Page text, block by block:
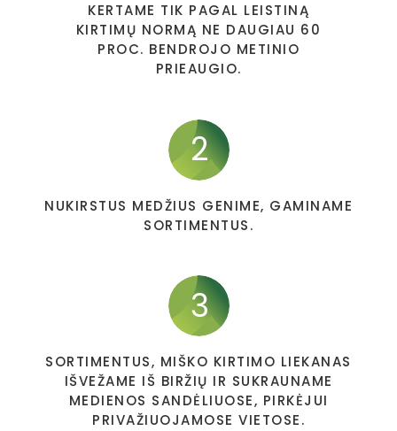
KERTAME TIK PAGAL LEISTINĄ
KIRTIMŲ NORMĄ NE DAUGIAU 60
PROC. BENDROJO METINIO
PRIEAUGIO.
2
NUKIRSTUS MEDŽIUS GENIME, GAMINAME
SORTIMENTUS.
3
SORTIMENTUS, MIŠKO KIRTIMO LIEKANAS
IŠVEŽAME IŠ BIRŽIŲ IR SUKRAUNAME
MEDIENOS SANDĖLIUOSE, PIRKĖJUI
PRIVAŽIUOJAMOSE VIETOSE.